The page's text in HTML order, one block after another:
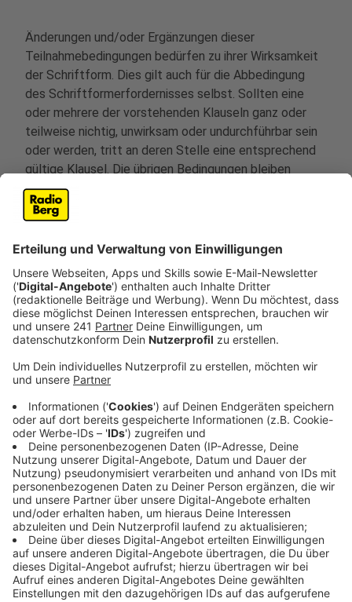
Änderungen und/oder Ergänzungen dieser
Teilnahmebedingungen bedürfen zu ihrer Wirksamkeit
der Schriftform. Dies gilt auch für die Abbedingung
des Schriftformerfordernisses selbst. Sollten eine
oder mehrere der vorstehenden Klauseln ganz oder
teilweise nichtig, unwirksam oder undurchführbar sein
oder werden, tritt an deren Stelle eine entsprechend
gültige Klausel. Die übrigen Bedingungen bleiben
wirksam. Gleiches gilt bei Vorliegen einer
Regelungslücke.
Anzeige
10. Sonderspielrunden / Sachpreise
Die RADIO NRW GmbH behält sich vor, jederzeit
Sonderrunden - auch am Wochenende -zugunsten des
Teilnehmers durchzuführen.
Anzeige
11. Datenschutz
Anzeige